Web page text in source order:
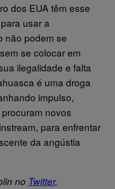
dos EUA têm esse
usar a
não podem se
se colocar em
ilegalidade e falta
é uma droga
impulso,
novos
para enfrentar
da angústia
no Twitter.